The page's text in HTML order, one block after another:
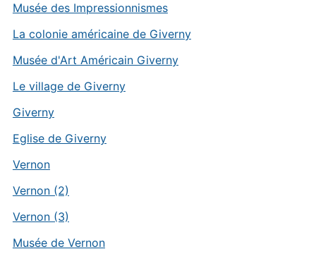
Musée des Impressionnismes
La colonie américaine de Giverny
Musée d'Art Américain Giverny
Le village de Giverny
Giverny
Eglise de Giverny
Vernon
Vernon (2)
Vernon (3)
Musée de Vernon